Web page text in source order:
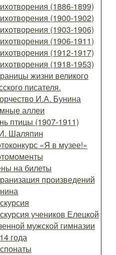
(1886-1899)
(1900-1902)
(1903-1906)
(1906-1911)
(1912-1917)
(1918-1953)
жизни великого
писателя.
И.А. Бунина
аллеи
птицы (1907-1911)
Шаляпин
«Я в музее!»
на билеты
произведений
учеников Елецкой
мужской гимназии
года